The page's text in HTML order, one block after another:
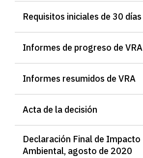
Requisitos iniciales de 30 días
Informes de progreso de VRA
Informes resumidos de VRA
Acta de la decisión
Declaración Final de Impacto
Ambiental, agosto de 2020